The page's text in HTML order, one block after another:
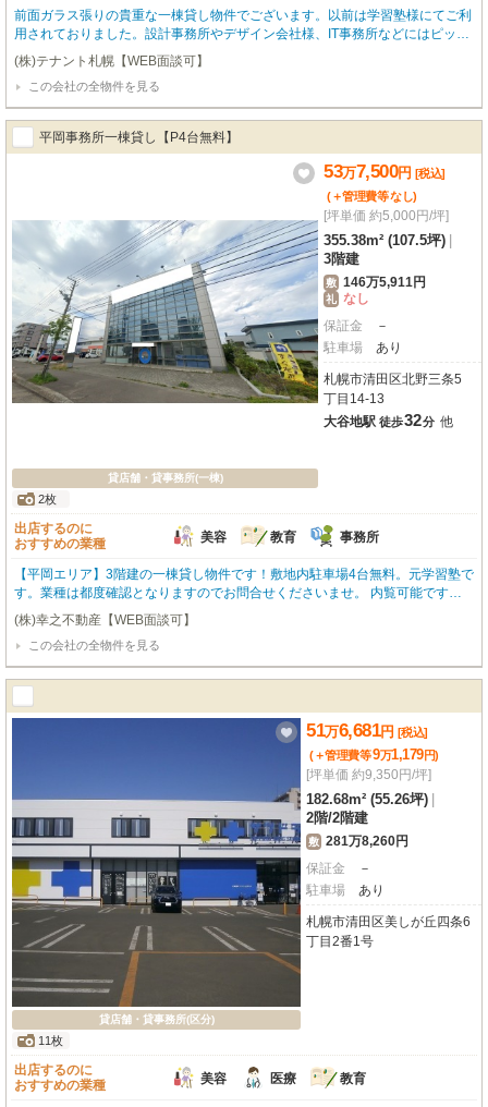
前面ガラス張りの貴重な一棟貸し物件でございます。以前は学習塾様にてご利
用されておりました。設計事務所やデザイン会社様、IT事務所などにはピッタ
リかと思います。ぜひ御内覧などお申し付けくださいませ。 ⭐️ネット非公開物
件やレア物件も多数ご紹介させていただきます。ぜひテナント札幌にお任せく
ださい！！⭐️ ⭐️弊社HPに非公開物件を多数掲載しております！⭐️
(株)テナント札幌【WEB面談可】
この会社の全物件を見る
平岡事務所一棟貸し【P4台無料】
貸店舗・貸事務所(一棟)
2枚
53万7,500円 [税込]
(＋管理費等なし)
[坪単価 約5,000円/坪]
355.38m² (107.5坪)
3階建
敷 146万5,911円
礼 なし
保証金
－
駐車場
あり
札幌市清田区北野三条5
丁目14-13
大谷地駅 徒歩32分 他
出店するのに
おすすめの業種
美容 教育 事務所
【平岡エリア】3階建の一棟貸し物件です！敷地内駐車場4台無料。元学習塾で
す。業種は都度確認となりますのでお問合せくださいませ。 内覧可能です。
お気軽にお問合せ下さい！ 【土日祝も営業しております】
(株)幸之不動産【WEB面談可】
この会社の全物件を見る
貸店舗・貸事務所(区分)
11枚
51万6,681円 [税込]
(＋管理費等9万1,179円)
[坪単価 約9,350円/坪]
182.68m² (55.26坪)
2階/2階建
敷 281万8,260円
保証金
－
駐車場
あり
札幌市清田区美しが丘四条6
丁目2番1号
出店するのに
おすすめの業種
美容 医療 教育